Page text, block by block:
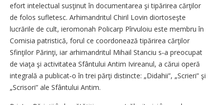
efort intelectual susţinut în documentarea şi tipărirea cărţilor
de folos sufletesc. Arhimandritul Chiril Lovin diortoseşte
lucrările de cult, ieromonah Policarp Pîrvuloiu este membru în
Comisia patristică, forul ce coordonează tipărirea cărţilor
Sfinţilor Părinţi, iar arhimandritul Mihail Stanciu s‑a preocupat
de viaţa şi activitatea Sfântului Antim Ivireanul, a cărui operă
integrală a publicat‑o în trei părţi distincte: „Didahii”, „Scrieri” şi
„Scrisori” ale Sfântului Antim.